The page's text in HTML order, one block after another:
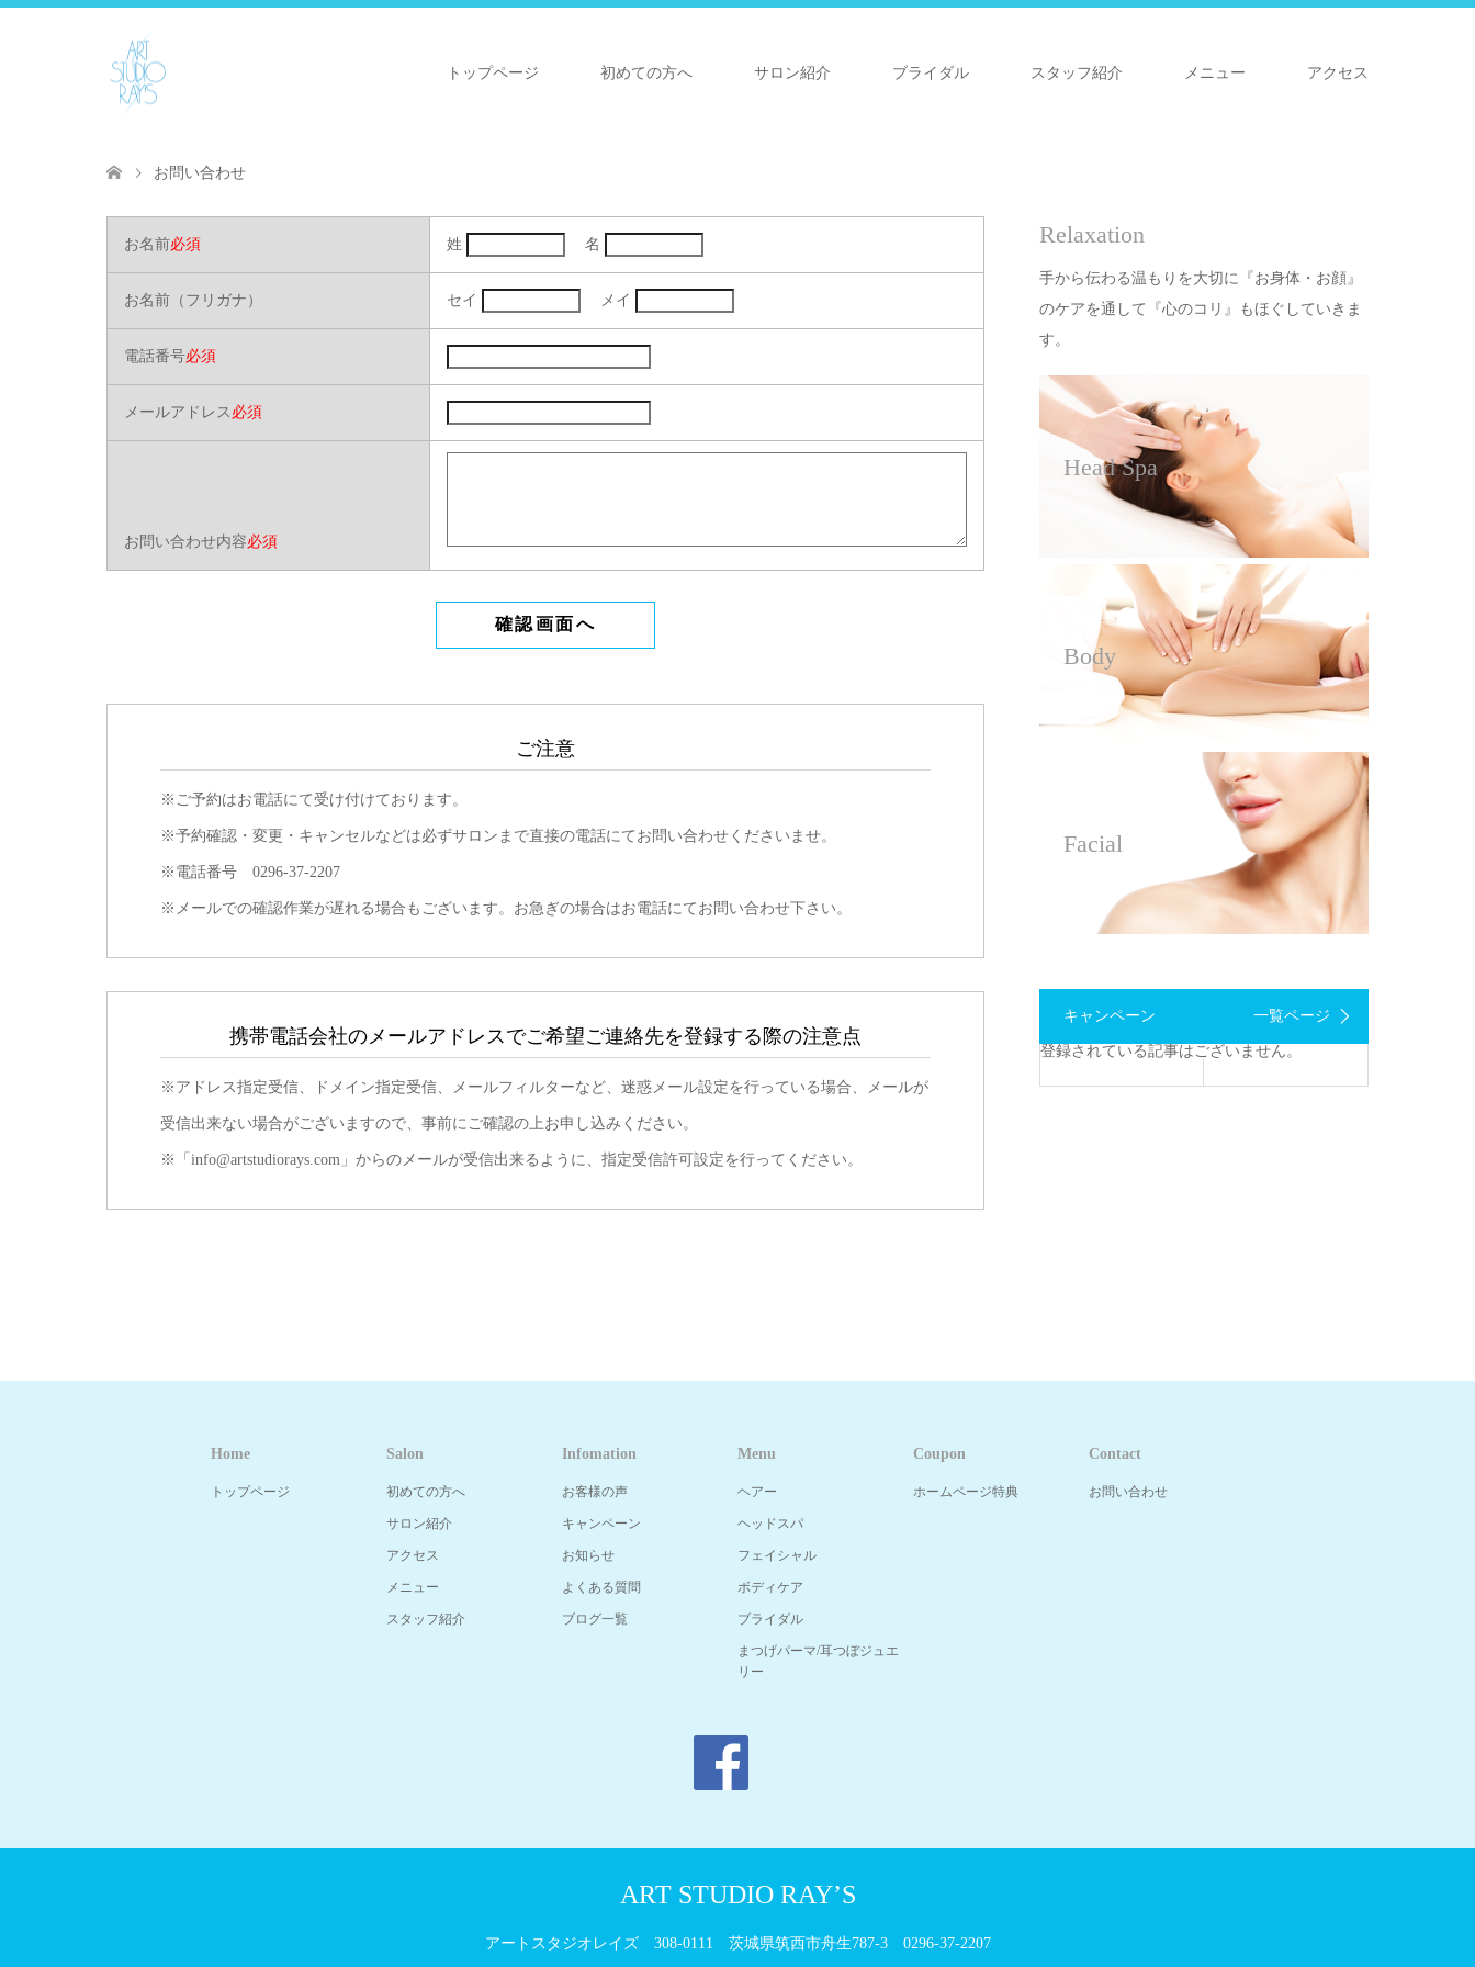
トップページ 初めての方へ サロン紹介 ブライダル スタッフ紹介 メニュー アクセス
お問い合わせ
お名前必須 姓 名
お名前（フリガナ） セイ メイ
電話番号必須
メールアドレス 必須
お問い合わせ内容必須
ご注意
※ご予約はお電話にて受け付けております。
※予約確認・変更・キャンセルなどは必ずサロンまで直接の電話にてお問い合わせくださいませ。
※電話番号 0296-37-2207
※メールでの確認作業が遅れる場合もございます。お急ぎの場合はお電話にてお問い合わせ下さい。
携帯電話会社のメールアドレスでご希望ご連絡先を登録する際の注意点
※アドレス指定受信、ドメイン指定受信、メールフィルターなど、迷惑メール設定を行っている場合、メールが
受信出来ない場合がございますので、事前にご確認の上お申し込みください。
※「info@artstudiorays.com」からのメールが受信出来るように、指定受信許可設定を行ってください。
Relaxation
手から伝わる温もりを大切に『お身体・お顔』
のケアを通して『心のコリ』もほぐしていきま
す。
Head Spa
Body
Facial
キャンペーン 一覧ページ
登録されている記事はございません。
Home
トップページ
Salon
初めての方へ
サロン紹介
アクセス
メニュー
スタッフ紹介
Infomation
お客様の声
キャンペーン
お知らせ
よくある質問
ブログ一覧
Menu
ヘアー
ヘッドスパ
フェイシャル
ボディケア
ブライダル
まつげパーマ/耳つぼジュエ
リー
Coupon
ホームページ特典
Contact
お問い合わせ
ART STUDIO RAY’S
アートスタジオレイズ 308-0111 茨城県筑西市舟生787-3 0296-37-2207